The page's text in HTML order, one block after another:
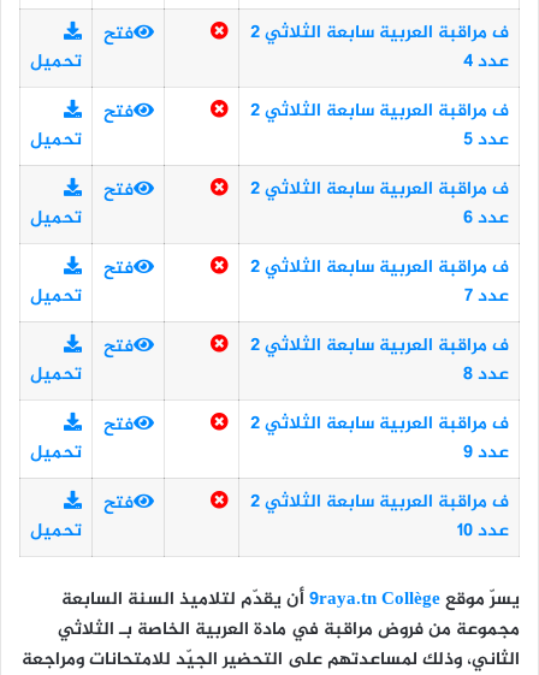
ف مراقبة العربية سابعة الثلاثي 2
عدد 4
فتح
تحميل
ف مراقبة العربية سابعة الثلاثي 2
عدد 5
فتح
تحميل
ف مراقبة العربية سابعة الثلاثي 2
عدد 6
فتح
تحميل
ف مراقبة العربية سابعة الثلاثي 2
عدد 7
فتح
تحميل
ف مراقبة العربية سابعة الثلاثي 2
عدد 8
فتح
تحميل
ف مراقبة العربية سابعة الثلاثي 2
عدد 9
فتح
تحميل
ف مراقبة العربية سابعة الثلاثي 2
عدد 10
فتح
تحميل
يسرّ موقع9raya.tn Collègeأن يقدّم لتلاميذ السنة السابعة
مجموعة منفروض مراقبة في مادة العربية الخاصة بـالثلاثي
الثاني، وذلك لمساعدتهم على التحضير الجيّد للامتحانات ومراجعة